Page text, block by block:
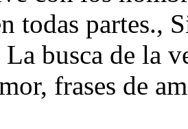
todas partes.,
busca de la
frases de